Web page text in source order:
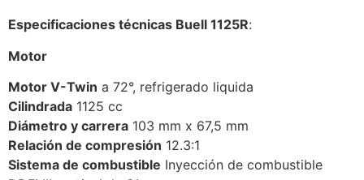
Especificaciones técnicas Buell 1125R:
Motor
Motor V-Twin a 72°, refrigerado liquida
Cilindrada 1125 cc
Diámetro y carrera 103 mm x 67,5 mm
Relación de compresión 12.3:1
Sistema de combustible Inyección de combustible